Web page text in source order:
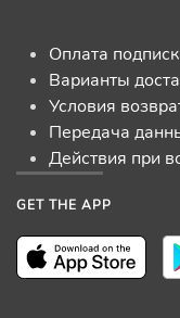
Оплата
Варианты
Условия
Передача
Действия при
GET THE APP